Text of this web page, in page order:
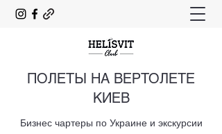
ПОЛЕТЫ НА ВЕРТОЛЕТЕ
КИЕВ
Бизнес чартеры по Украине и экскурсии